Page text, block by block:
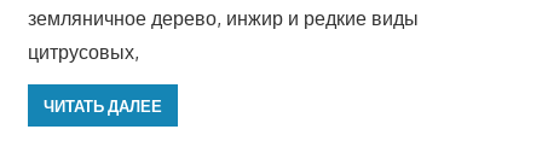
земляничное дерево, инжир и редкие виды
цитрусовых,
ЧИТАТЬ ДАЛЕЕ